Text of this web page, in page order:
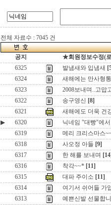
전체 자료수 : 7045 건
공지
★회원정보수정(
6325
발냄새와 입냄새
6324
새해에는 만사형
6323
2008보내며..고맙
6322
송구영신 [8]
6321
새해에도 더욱 건
▶
6320
닉네임 "대빵"에
6319
메리 크리스마스
6318
사오정 아들 [9]
6317
한 해를 보내며
6316
착각~~* [11]
6315
대파 주이소 [11]
6314
여기서 쉬어들 가
6313
예쁜신발 선물합